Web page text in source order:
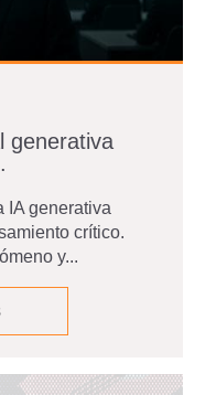
generativa
IA generativa
crítico.
y...